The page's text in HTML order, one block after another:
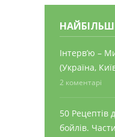
Інтерв’ю –
(Україна,
2 коментарі
50 Рецептів
бойлів.